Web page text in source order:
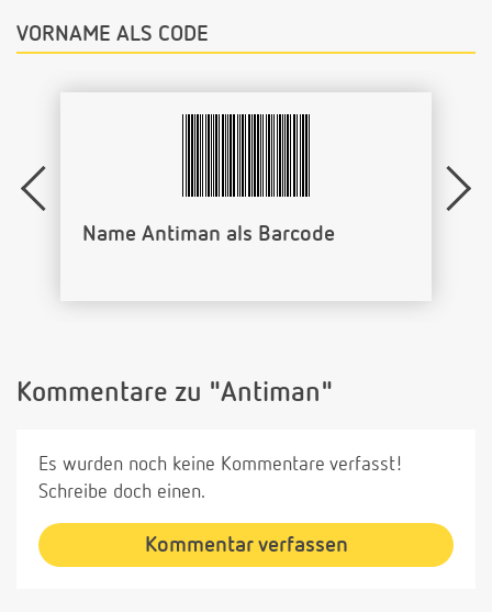
VORNAME ALS CODE
Kommentare zu "Antiman"
Es wurden noch keine Kommentare verfasst!
Schreibe doch einen.
Kommentar verfassen